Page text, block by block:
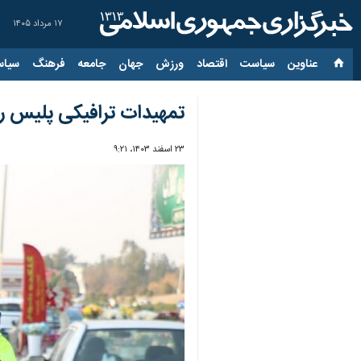
۱۷ مرداد ۱۴۰۵
عناوین‌ سیاست اقتصاد ورزش جهان جامعه فرهنگ
تمهیدات ترافیکی
۲۳ اسفند ۱۴۰۳، ۹:۲۱